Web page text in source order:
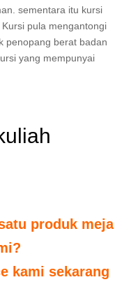
sementara itu kursi
pula mengantongi
penopang berat badan
yang mempunyai
produk meja
kami sekarang